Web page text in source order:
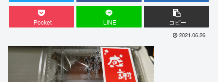
Pocket LINE コピー
2021.06.26